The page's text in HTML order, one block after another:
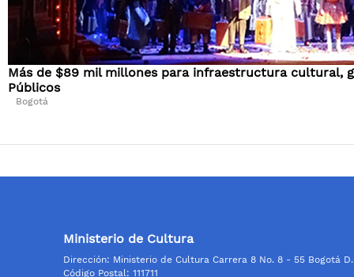
Más de $89 mil millones para infraestructura cultural,
Públicos​
​​Bogotá​ ​​​​
Ministerio de Cultura
Dirección: Ministerio de Cultura Carrera 8 No. 8 - 55 Bogotá
Código Postal: 111711